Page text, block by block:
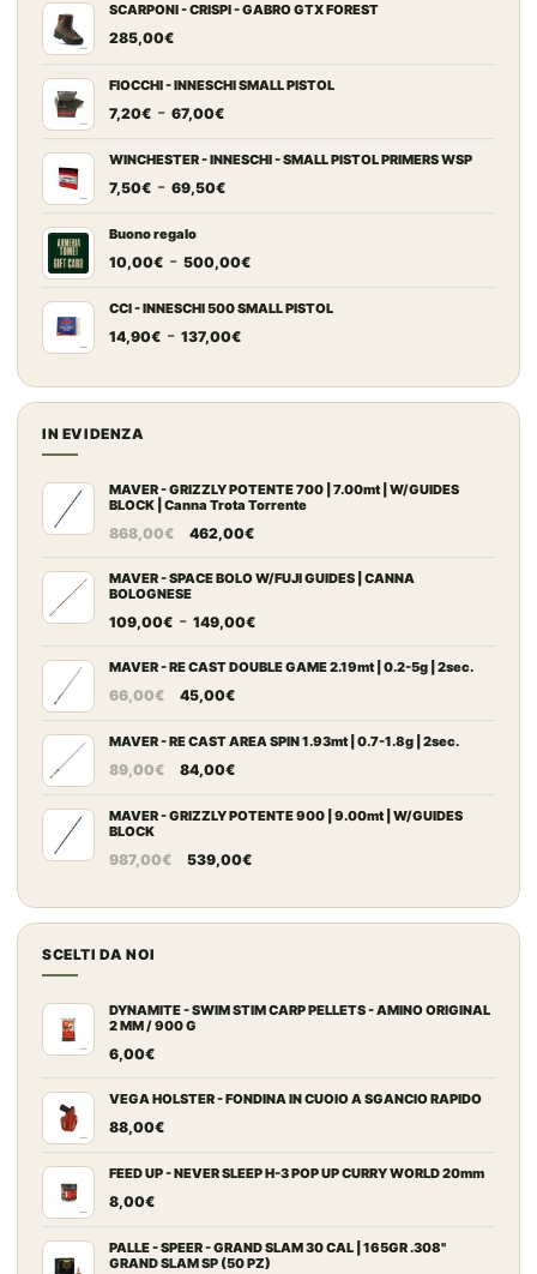
SCARPONI - CRISPI - GABRO GTX FOREST
285,00€
FIOCCHI - INNESCHI SMALL PISTOL
7,20€ - 67,00€Fascia
prezzo:
da
67,00€
WINCHESTER - INNESCHI - SMALL PISTOL PRIMERS WSP
7,50€ - 69,50€Fascia
da
a
69,50€
Buono regalo
10,00€ - 500,00€Fascia
prezzo:
a
500,00€
CCI - INNESCHI 500 SMALL PISTOL
14,90€ - 137,00€Fascia
prezzo:
da
137,00€
IN EVIDENZA
MAVER - GRIZZLY POTENTE 700 | 7.00mt | W/GUIDES
BLOCK | Canna Trota Torrente
868,00€
Il
originale
era:
868,00€.
462,00€Il
attuale
462,00€.
MAVER - SPACE BOLO W/FUJI GUIDES | CANNA
BOLOGNESE
109,00€ - 149,00€Fascia
prezzo:
a
MAVER - RE CAST DOUBLE GAME 2.19mt | 0.2-5g | 2sec.
66,00€
Il
originale
era:
45,00€Il
attuale
è:
MAVER - RE CAST AREA SPIN 1.93mt | 0.7-1.8g | 2sec.
89,00€
Il
originale
89,00€.
84,00€Il
attuale
84,00€.
MAVER - GRIZZLY POTENTE 900 | 9.00mt | W/GUIDES
BLOCK
987,00€
Il
originale
539,00€Il
attuale
SCELTI DA NOI
DYNAMITE - SWIM STIM CARP PELLETS - AMINO ORIGINAL
2 MM / 900 G
6,00€
VEGA HOLSTER - FONDINA IN CUOIO A SGANCIO RAPIDO
88,00€
FEED UP - NEVER SLEEP H-3 POP UP CURRY WORLD 20mm
8,00€
PALLE - SPEER - GRAND SLAM 30 CAL | 165GR .308"
GRAND SLAM SP (50 PZ)